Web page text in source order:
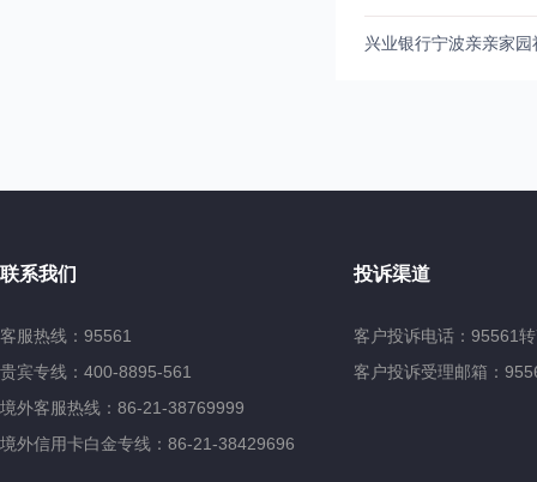
兴业银行宁波亲亲家
联系我们
客服热线：95561
贵宾专线：400-8895-561
境外客服热线：86-21-38769999
境外信用卡白金专线：86-21-38429696
投诉渠道
客户投诉电话：95561
客户投诉受理邮箱：